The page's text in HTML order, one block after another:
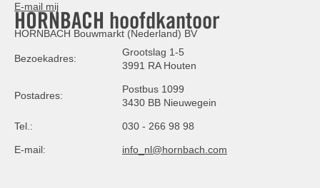
E-mail mij
HORNBACH hoofdkantoor
HORNBACH Bouwmarkt (Nederland) BV
Bezoekadres:
Grootslag 1-5
3991 RA Houten
Postadres:
Postbus 1099
3430 BB Nieuwegein
Tel.: 030 - 266 98 98
E-mail: info_nl@hornbach.com